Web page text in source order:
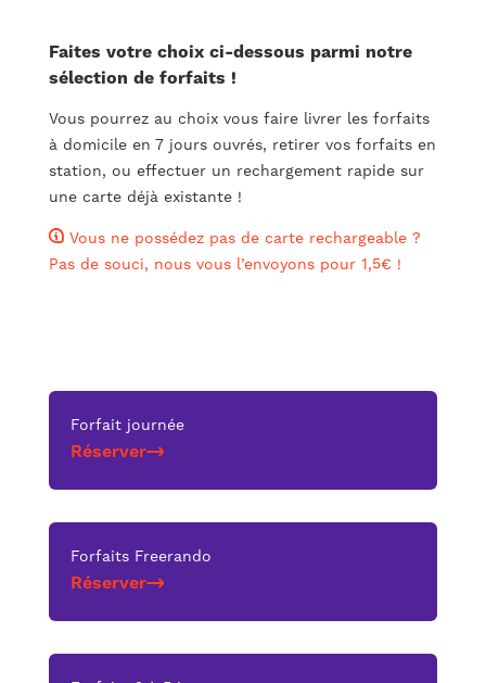
Faites votre choix ci-dessous parmi notre
sélection de forfaits !
Vous pourrez au choix vous faire livrer les forfaits
à domicile en 7 jours ouvrés, retirer vos forfaits en
station, ou effectuer un rechargement rapide sur
une carte déjà existante !
Vous ne possédez pas de carte rechargeable ?
Pas de souci, nous vous l’envoyons pour 1,5€ !
Forfait journée
Réserver
Forfaits Freerando
Réserver